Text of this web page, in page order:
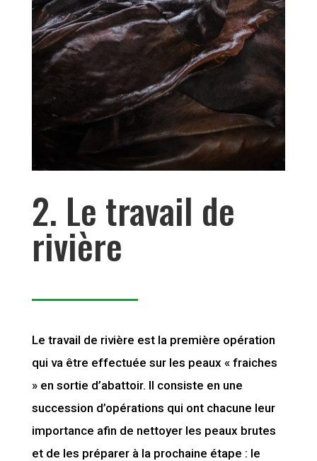
2. Le travail de
rivière
Le travail de rivière est la première opération
qui va être effectuée sur les peaux « fraiches
» en sortie d’abattoir. Il consiste en une
succession d’opérations qui ont chacune leur
importance afin de nettoyer les peaux brutes
et de les préparer à la prochaine étape : le